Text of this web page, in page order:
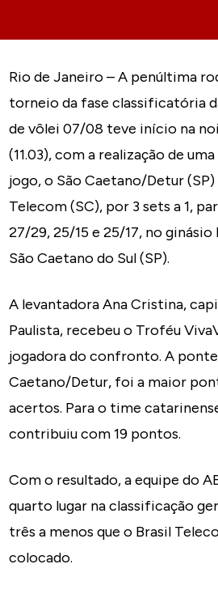
Rio de Janeiro – A penúltima
torneio da fase classificatória
de vôlei 07/08 teve início na
(11.03), com a realização de
jogo, o São Caetano/Detur
Telecom (SC), por 3 sets a 1,
27/29, 25/15 e 25/17, no
São Caetano do Sul (SP).
A levantadora Ana Cristina,
Paulista, recebeu o Troféu
jogadora do confronto. A
Caetano/Detur, foi a maior
acertos. Para o time
contribuiu com 19 pontos.
Com o resultado, a equipe do
quarto lugar na classificação
três a menos que o Brasil
colocado.